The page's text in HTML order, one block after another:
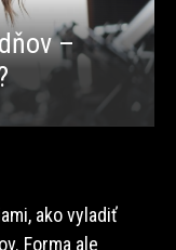
–
ako vyladiť
Forma ale